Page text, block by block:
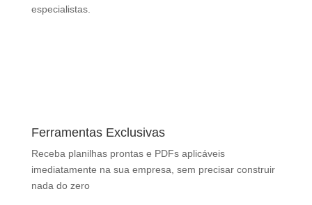
especialistas.
Ferramentas Exclusivas
Receba planilhas prontas e PDFs aplicáveis
imediatamente na sua empresa, sem precisar construir
nada do zero